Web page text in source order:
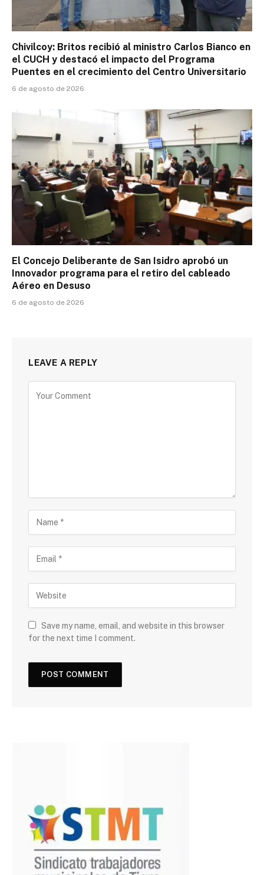
Chivilcoy: Britos recibió al ministro Carlos Bianco en
el CUCH y destacó el impacto del Programa
Puentes en el crecimiento del Centro Universitario
6 de agosto de 2026
El Concejo Deliberante de San Isidro aprobó un
Innovador programa para el retiro del cableado
Aéreo en Desuso
6 de agosto de 2026
LEAVE A REPLY
Save my name, email, and website in this browser
for the next time I comment.